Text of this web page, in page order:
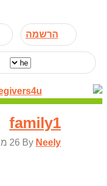
הרשמה
family1
By Neely 26 מרץ, 2018